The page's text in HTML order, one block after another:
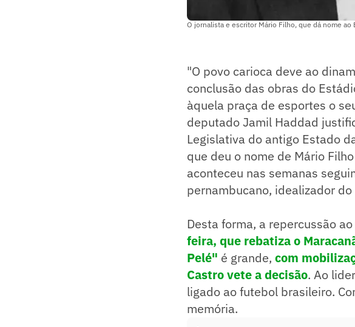
O jornalista e escritor Mário Filho, que dá nome ao
"O povo carioca deve ao
conclusão das obras do
àquela praça de esportes o
deputado Jamil Haddad
Legislativa do antigo Estado
que deu o nome de Mário
aconteceu nas semanas
pernambucano, idealizador
Desta forma, a repercussão ao
feira, que rebatiza o
Pelé" é grande, com
Castro vete a decisão. Ao
ligado ao futebol brasileiro.
memória.